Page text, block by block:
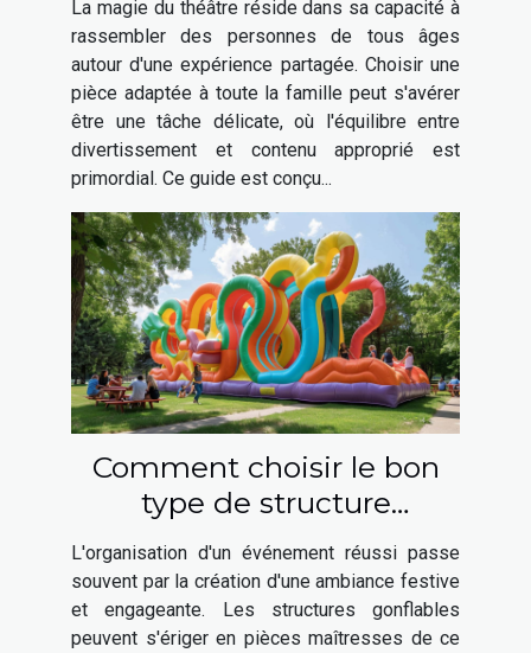
famille
La magie du théâtre réside dans sa capacité à
rassembler des personnes de tous âges
autour d'une expérience partagée. Choisir une
pièce adaptée à toute la famille peut s'avérer
être une tâche délicate, où l'équilibre entre
divertissement et contenu approprié est
primordial. Ce guide est conçu...
Comment choisir le bon
type de structure
gonflable pour votre
événement
L'organisation d'un événement réussi passe
souvent par la création d'une ambiance festive
et engageante. Les structures gonflables
peuvent s'ériger en pièces maîtresses de ce